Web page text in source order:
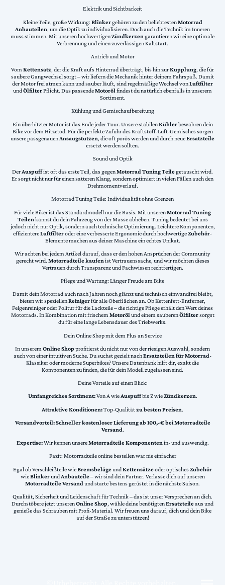
Elektrik und Sichtbarkeit
Kleine Teile, große Wirkung: Blinkergehören zu den beliebtestenMotorrad
Anbauteilen, um die Optik zu individualisieren. Doch auch die Technik im Inneren
muss stimmen. Mit unseren hochwertigenZündkerzen garantieren wir eine optimale
Verbrennung und einen zuverlässigen Kaltstart.
Antrieb und Motor
VomKettensatz, der die Kraft aufs Hinterrad überträgt, bis hin zurKupplung, die für
saubere Gangwechsel sorgt – wir liefern die Mechanik hinter deinem Fahrspaß. Damit
der Motor frei atmen kann und sauber läuft, sind regelmäßige Wechsel vonLuftfilter
undÖlfilterPflicht. Das passendeMotorölfindest du natürlich ebenfalls in unserem
Sortiment.
Kühlung und Gemischaufbereitung
Ein überhitzter Motor ist das Ende jeder Tour. Unsere stabilenKühlerbewahren dein
Bike vor dem Hitzetod. Für die perfekte Zufuhr des Kraftstoff-Luft-Gemisches sorgen
unsere passgenauenAnsaugstutzen, die oft porös werden und durch neueErsatzteile
ersetzt werden sollten.
Sound und Optik
DerAuspuffist oft das erste Teil, das gegenMotorrad Tuning Teilegetauscht wird.
Er sorgt nicht nur für einen satteren Klang, sondern optimiert in vielen Fällen auch den
Drehmomentverlauf.
Motorrad Tuning Teile: Individualität ohne Grenzen
Für viele Biker ist das Standardmodell nur die Basis. Mit unserenMotorrad Tuning
Teilen kannst du dein Fahrzeug von der Masse abheben. Tuning bedeutet bei uns
jedoch nicht nur Optik, sondern auch technische Optimierung. Leichtere Komponenten,
effizientereLuftfilteroder eine verbesserte Ergonomie durch hochwertigeZubehör-
Elemente machen aus deiner Maschine ein echtes Unikat.
Wir achten bei jedem Artikel darauf, dass er den hohen Ansprüchen der Community
gerecht wird. Motorradteile kaufen ist Vertrauenssache, und wir möchten dieses
Vertrauen durch Transparenz und Fachwissen rechtfertigen.
Pflege und Wartung: Länger Freude am Bike
Damit dein Motorrad auch nach Jahren noch glänzt und technisch einwandfrei bleibt,
bieten wir speziellenReinigerfür alle Oberflächen an. Ob Kettenfett-Entferner,
Felgenreiniger oder Politur für die Lackteile – die richtige Pflege erhält den Wert deines
Motorrads. In Kombination mit frischemMotorölund einem sauberenÖlfiltersorgst
du für eine lange Lebensdauer des Triebwerks.
Dein Online Shop mit dem Plus an Service
In unserem Online Shopprofitierst du nicht nur von der riesigen Auswahl, sondern
auch von einer intuitiven Suche. Du suchst gezielt nachErsatzteilen für Motorrad-
Klassiker oder moderne Superbikes? Unsere Datenbank hilft dir, exakt die
Komponenten zu finden, die für dein Modell zugelassen sind.
Deine Vorteile auf einen Blick:
Umfangreiches Sortiment:Von A wieAuspuffbis Z wieZündkerzen.
Attraktive Konditionen:Top-Qualitätzu besten Preisen.
Versandvorteil:Schneller kostenloser Lieferung ab 100,-€ bei Motorradteile
Versand.
Expertise:Wir kennen unsereMotorradteile Komponentenin- und auswendig.
Fazit: Motorradteile online bestellen war nie einfacher
Egal ob Verschleißteile wieBremsbelägeundKettensätzeoder optischesZubehör
wieBlinkerundAnbauteile– wir sind dein Partner. Verlasse dich auf unseren
Motorradteile Versand und starte bestens gerüstet in die nächste Saison.
Qualität, Sicherheit und Leidenschaft für Technik – das ist unser Versprechen an dich.
Durchstöbere jetzt unserenOnline Shop, wähle deine benötigtenErsatzteileaus und
genieße das Schrauben mit Profi-Material. Wir freuen uns darauf, dich und dein Bike
auf der Straße zu unterstützen!